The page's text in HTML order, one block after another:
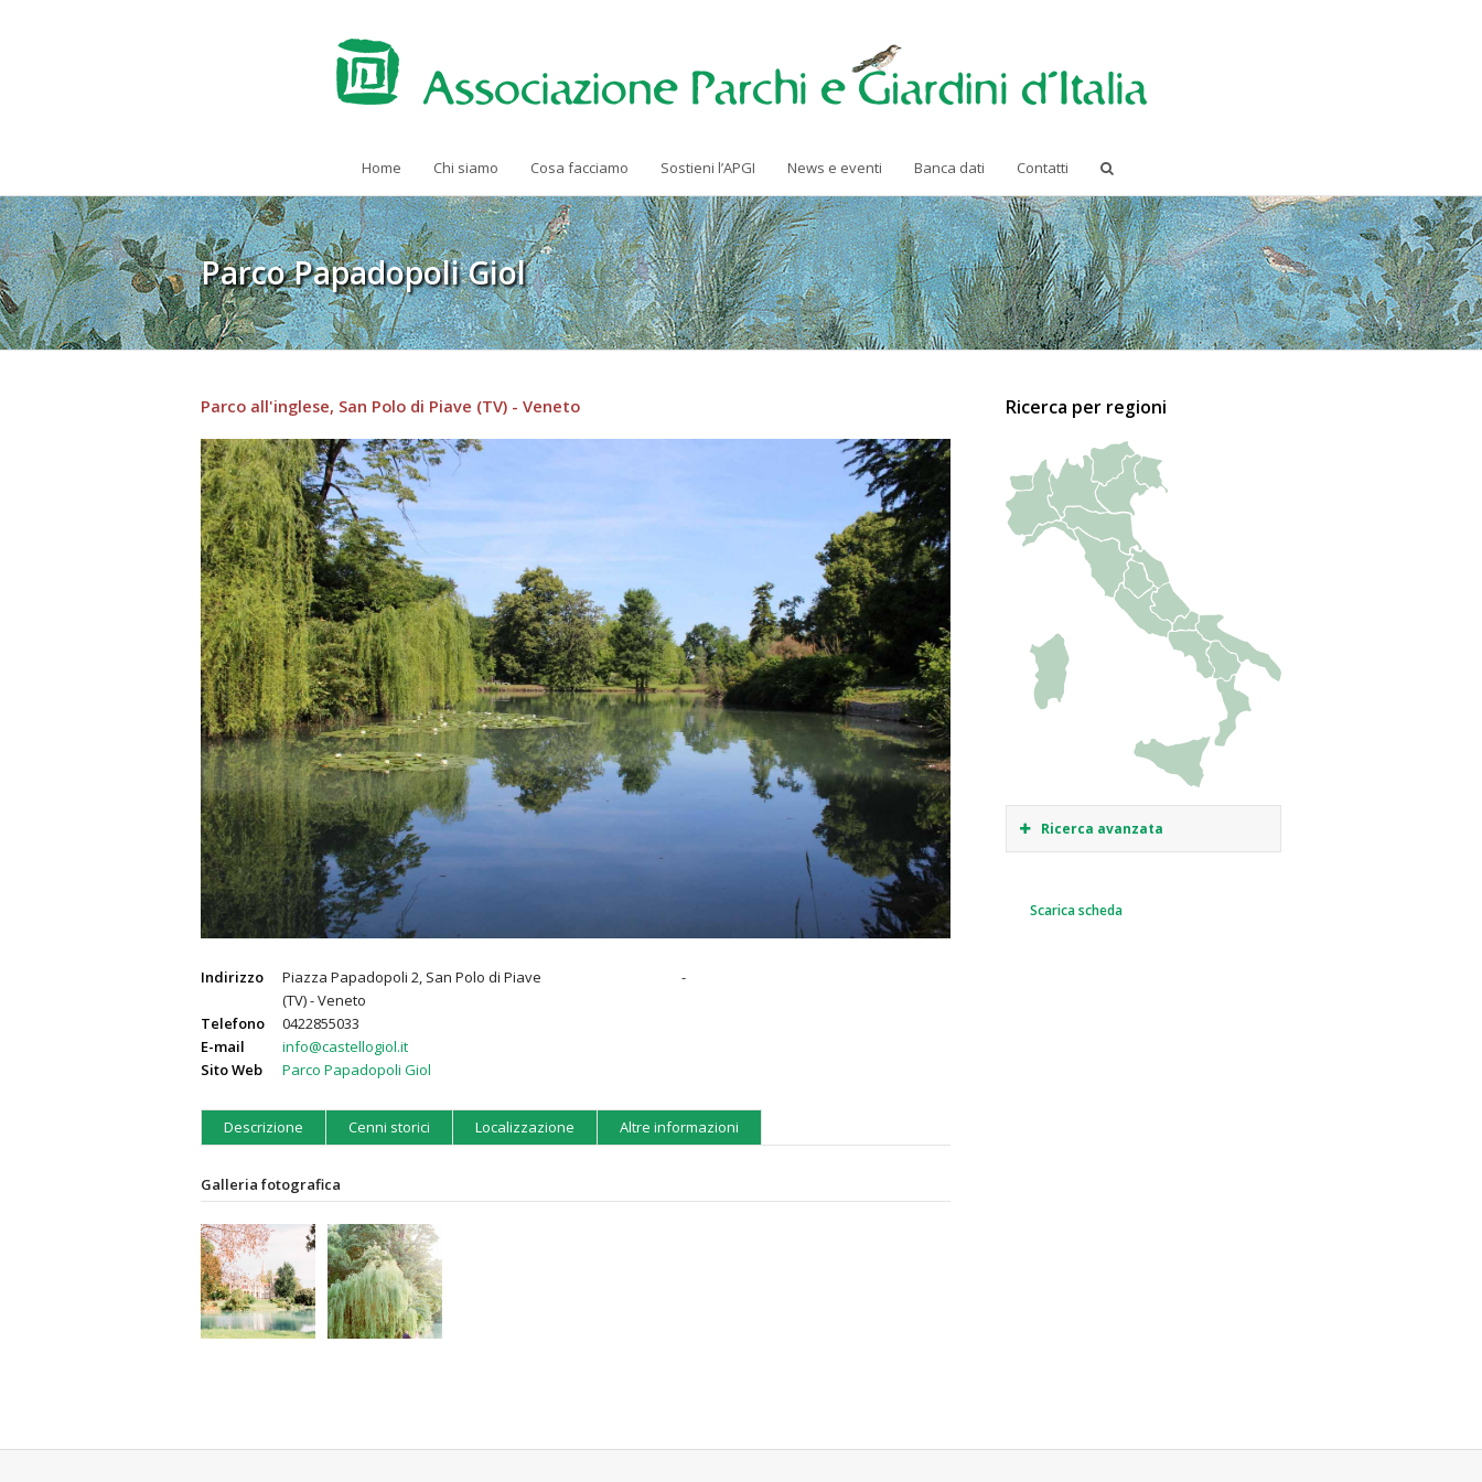
Home Chi siamo Cosa facciamo Sostieni l’APGI News e eventi Banca dati Contatti
Parco Papadopoli Giol
Parco all'inglese, San Polo di Piave (TV) - Veneto
Indirizzo
Piazza Papadopoli 2, San Polo di Piave
(TV) - Veneto
-
Telefono
0422855033
E-mail
info@castellogiol.it
Sito Web
Parco Papadopoli Giol
Descrizione Cenni storici Localizzazione Altre informazioni
Galleria fotografica
Ricerca per regioni
Ricerca avanzata
Scarica scheda